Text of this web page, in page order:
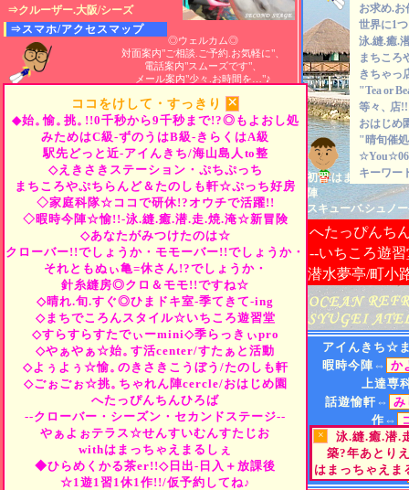
⇒クルーザー.大阪/シーズ
⇒スマホ/アクセスマップ
◎ウェルカム◎
対面案内"ご相談.ご予約.お気軽に"、
電話案内"スムーズです"、
メール案内"少々.お時間を…"♪
お求め.お
世界に1
泳.縫.癒.
まちころ
きちゃっ
"Teaor
等々、店
おはじめ
"晴旬催
キーワー
初習.はまっちゃえ
陣
スキューバ.シュノ
へたっぴんち
--いちころ遊習
潜水夢亭/町小
アイんきち☆
暇時今陣⇔ か
上達専
話遊愉軒⇔ み
作⇔
遊⇔ "Teaor
街⇔ ひらめく
町小路屋⇔
泳.縫.癒.潜.
築?年あとり
はまっちゃえ
×
ココをけして・すっきり ×
◆始。愉。挑。!!0千秒から9千秒まで!?◎もよおし処
みためはC級-ずのうはB級-きらくはA級
駅先どっと近-アイんきち/海山島人 to整
◇えきさきステーション・ぷちぷっち
まちころやぷちらんど＆たのしも軒☆ぷっち好房
◇家庭科隊☆ココで研休!?オウチで活躍!!
◇暇時今陣☆愉!!-泳.縫.癒.潜.走.焼.淹☆新冒険
◇あなたがみつけたのは☆
クローバー!!でしょうか・モモーバー!!でしょうか・
それともぬぃ亀=休さん!?でしょうか・
針糸縫房◎クロ＆モモ!!ですね☆
◇晴れ.旬.すぐ◎ひまドキ室-季てきて-ing
◇まちでころんスタイル☆いちころ遊習堂
◇すらすらすたでぃーmini◇季らっきぃpro
◇やぁやぁ☆始。す活center/すたぁと活動
◇よぅよぅ☆愉。のきさきこうぼう/たのしも軒
◇ごぉごぉ☆挑。ちゃれん陣cercle/おはじめ園
へたっぴんちんひろば
--クローバー・シーズン・セカンドステージ--
やぁよぉテラス☆せんすいむんすたじお
withはまっちゃえまるしぇ
◆ひらめくかる茶er!!◇日出-日入＋放課後
☆1遊1習1休1作!!/仮予約してね♪